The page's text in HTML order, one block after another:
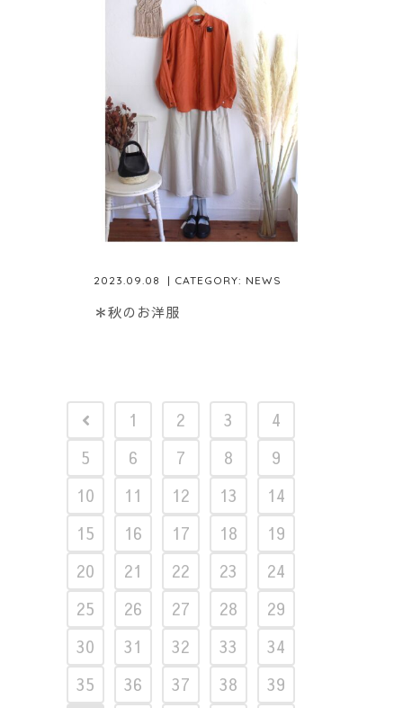
2023.09.08 | CATEGORY: NEWS
＊秋のお洋服
1 2 3
4
5
6 7 8
9
10
11 12 13
14
15
16 17 18
19
20
21 22 23
24
25
26 27 28
29
30
31 32 33
34
35
36 37 38
39